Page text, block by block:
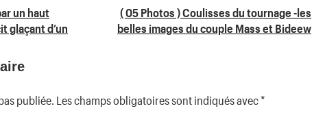
un haut
glaçant d’un
( 05 Photos ) Coulisses du tournage -les
belles images du couple Mass et Bideew
publiée. Les champs obligatoires sont indiqués avec*